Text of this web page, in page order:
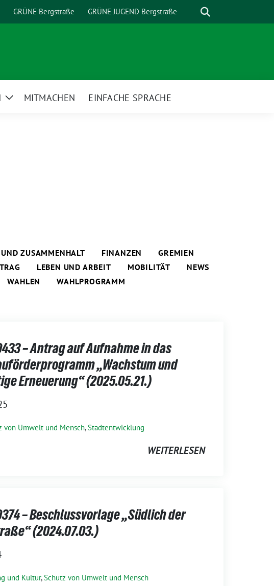
GRÜNE Bergstraße GRÜNE JUGEND Bergstraße Suche
ZeigeMITMACHEN EINFACHE SPRACHE
ZUSAMMENHALT FINANZEN
GREMIEN
LEBEN UND ARBEIT MOBILITÄT
NEWS
WAHLEN WAHLPROGRAMM
– Antrag auf Aufnahme in das
„Wachstum und
Erneuerung“ (2025.05.21.)
von Umwelt und Mensch,Stadtentwicklung
WEITERLESEN
– Beschlussvorlage „Südlich der
(2024.07.03.)
und Kultur,Schutz von Umwelt und Mensch